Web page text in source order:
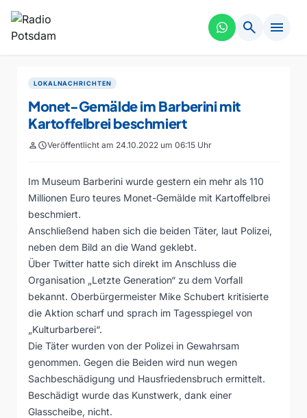
search menu
LOKALNACHRICHTEN
Monet-Gemälde im Barberini mit
Kartoffelbrei beschmiert
personscheduleVeröffentlicht am 24.10.2022 um 06:15 Uhr
Im Museum Barberini wurde gestern ein mehr als 110
Millionen Euro teures Monet-Gemälde mit Kartoffelbrei
beschmiert.
Anschließend haben sich die beiden Täter, laut Polizei,
neben dem Bild an die Wand geklebt.
Über Twitter hatte sich direkt im Anschluss die
Organisation „Letzte Generation“ zu dem Vorfall
bekannt. Oberbürgermeister Mike Schubert kritisierte
die Aktion scharf und sprach im Tagesspiegel von
„Kulturbarberei“.
Die Täter wurden von der Polizei in Gewahrsam
genommen. Gegen die Beiden wird nun wegen
Sachbeschädigung und Hausfriedensbruch ermittelt.
Beschädigt wurde das Kunstwerk, dank einer
Glasscheibe, nicht.